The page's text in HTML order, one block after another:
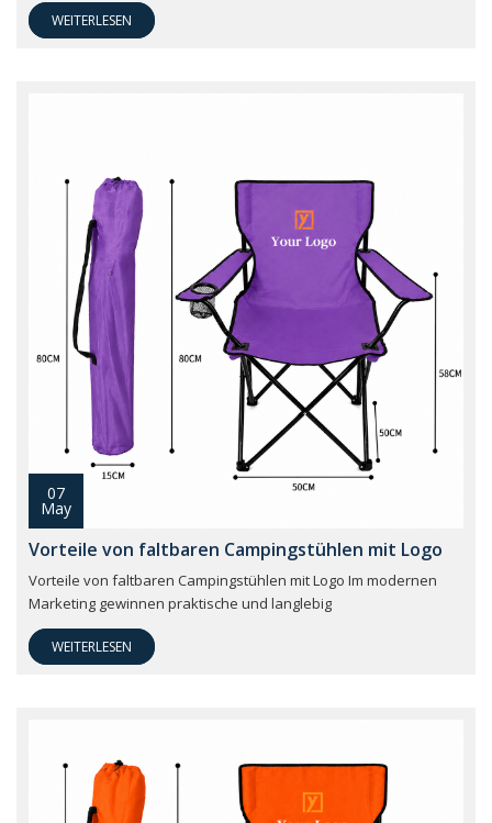
WEITERLESEN
07
May
Vorteile von faltbaren Campingstühlen mit Logo
Vorteile von faltbaren Campingstühlen mit Logo Im modernen
Marketing gewinnen praktische und langlebig
WEITERLESEN